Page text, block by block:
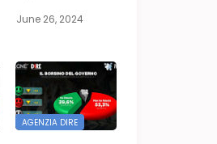
June 26, 2024
AGENZIA DIRE